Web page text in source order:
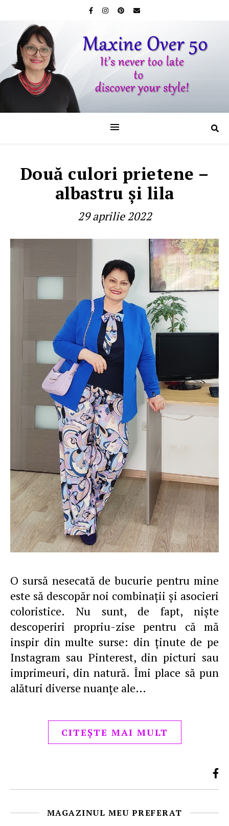
Două culori prietene –
albastru şi lila
29 aprilie 2022
O sursă nesecată de bucurie pentru mine
este să descopăr noi combinaţii şi asocieri
coloristice. Nu sunt, de fapt, nişte
descoperiri propriu-zise pentru că mă
inspir din multe surse: din ţinute de pe
Instagram sau Pinterest, din picturi sau
imprimeuri, din natură. Îmi place să pun
alături diverse nuanţe ale…
CITEȘTE MAI MULT
MAGAZINUL MEU PREFERAT